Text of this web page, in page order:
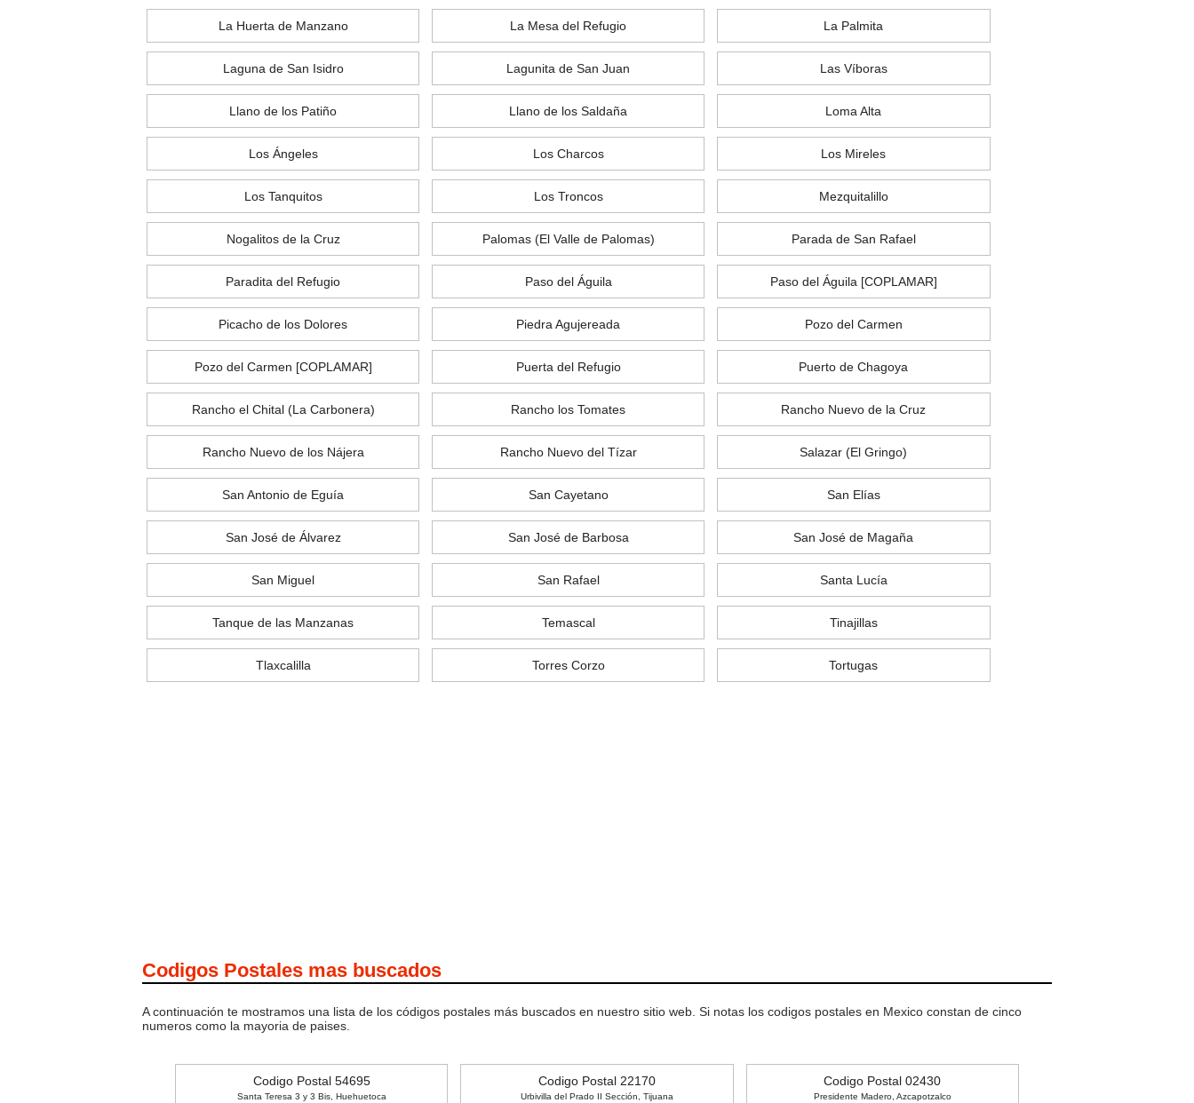
La Huerta de Manzano La Mesa del Refugio La Palmita
Laguna de San Isidro Lagunita de San Juan Las Víboras
Llano de los Patiño Llano de los Saldaña Loma Alta
Los Ángeles Los Charcos Los Mireles
Los Tanquitos Los Troncos Mezquitalillo
Nogalitos de la Cruz Palomas (El Valle de Palomas) Parada de San Rafael
Paradita del Refugio Paso del Águila Paso del Águila [COPLAMAR]
Picacho de los Dolores Piedra Agujereada Pozo del Carmen
Pozo del Carmen [COPLAMAR] Puerta del Refugio Puerto de Chagoya
Rancho el Chital (La Carbonera) Rancho los Tomates Rancho Nuevo de la Cruz
Rancho Nuevo de los Nájera Rancho Nuevo del Tízar Salazar (El Gringo)
San Antonio de Eguía San Cayetano San Elías
San José de Álvarez San José de Barbosa San José de Magaña
San Miguel San Rafael Santa Lucía
Tanque de las Manzanas Temascal Tinajillas
Tlaxcalilla Torres Corzo Tortugas
Codigos Postales mas buscados
A continuación te mostramos una lista de los códigos postales más buscados en nuestro sitio web. Si notas los codigos postales en Mexico constan de cinco
numeros como la mayoria de paises.
Codigo Postal 54695
Santa Teresa 3 y 3 Bis, Huehuetoca
Codigo Postal 22170
Urbivilla del Prado II Sección, Tijuana
Codigo Postal 02430
Presidente Madero, Azcapotzalco